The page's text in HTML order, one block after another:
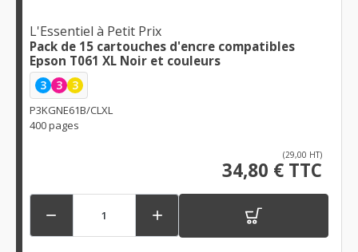
L'Essentiel à Petit Prix
Pack de 15 cartouches d'encre compatibles
Epson T061 XL Noir et couleurs
3 3 3
P3KGNE61B/CLXL
400 pages
(29,00 HT)
34,80 € TTC
 